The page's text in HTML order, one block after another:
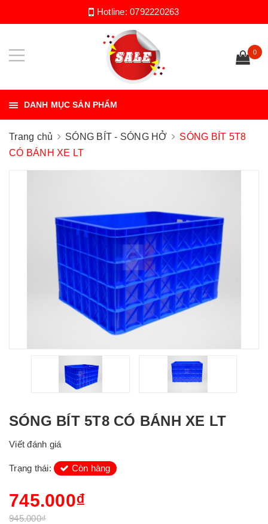
Hotline:0792220263
0
DANH MỤC SẢN PHẨM
Trang chủ SÓNG BÍT - SÓNG HỞ
SÓNG BÍT 5T8
CÓ BÁNH XE LT
SÓNG BÍT 5T8 CÓ BÁNH XE LT
Viết đánh giá
Trạng thái: Còn hàng
745.000₫
945.000₫